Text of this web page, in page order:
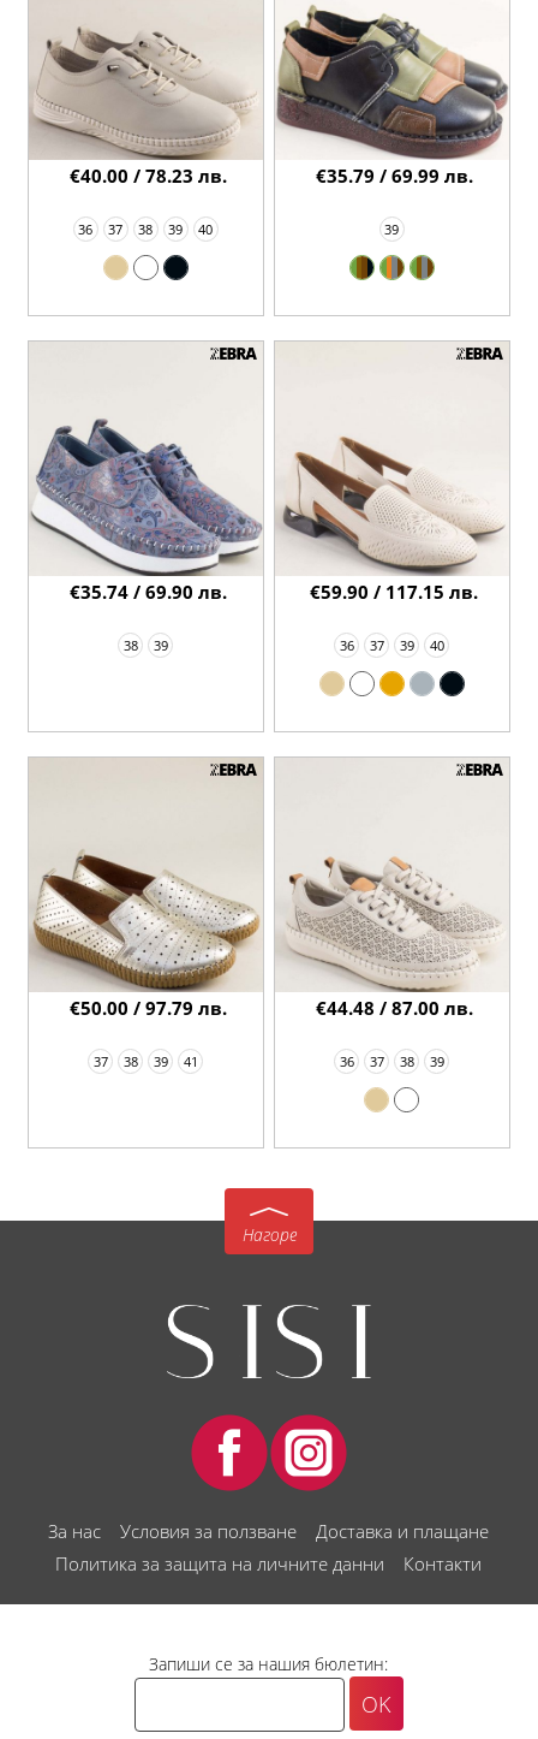
36 37 38 39 40
€40.00 / 78.23 лв.
39
€35.79 / 69.99 лв.
38 39
€35.74 / 69.90 лв.
36 37 39 40
€59.90 / 117.15 лв.
37 38 39 41
€50.00 / 97.79 лв.
36 37 38 39
€44.48 / 87.00 лв.
Нагоре
За нас Условия за ползване
Доставка и плащане
Политика за защита на личните данни
Контакти
Запиши се за нашия бюлетин: